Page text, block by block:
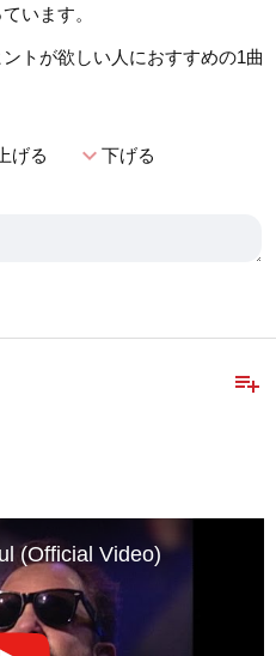
います。
トが欲しい人におすすめの1曲
げる expand_more下げる
playlist_add
(Official Video)